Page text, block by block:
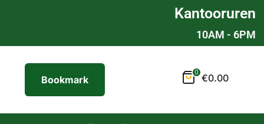
Kantooruren
10AM - 6PM
Bookmark
0 €0.00